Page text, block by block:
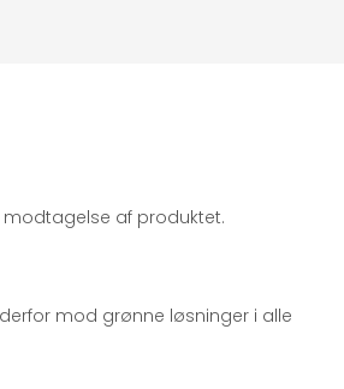
modtagelse af produktet.
mod grønne løsninger i alle